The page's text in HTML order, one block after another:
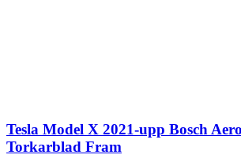
Tesla Model X 2021-upp Bosch
Torkarblad Fram